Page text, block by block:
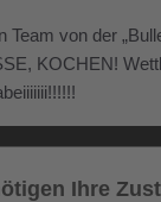
Team von der
KOCHEN!
Ihre